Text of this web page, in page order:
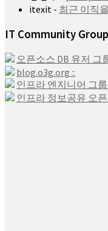
itexit - 최근 이직
IT Community
오픈소스 DB 유저 그
blog.o3g.org ::
인프라 엔지니어 그룹
인프라 정보공유 오